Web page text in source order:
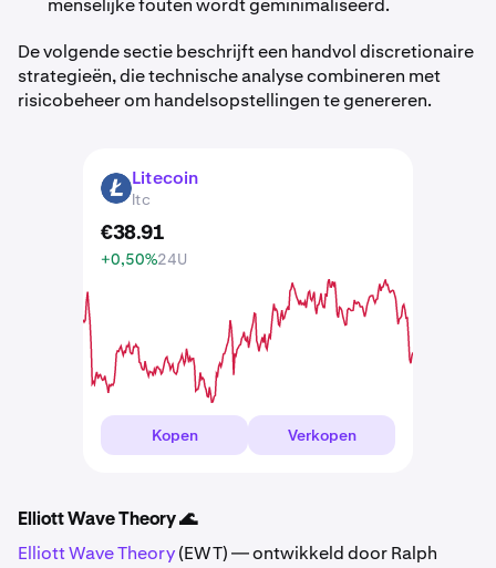
menselijke fouten wordt geminimaliseerd.
De volgende sectie beschrijft een handvol discretionaire
strategieën, die technische analyse combineren met
risicobeheer om handelsopstellingen te genereren.
LTC Litecoin
ltc
€38.91
+0,50%24U
Kopen Verkopen
Elliott Wave Theory 🌊
Elliott Wave Theory(EWT) — ontwikkeld door Ralph